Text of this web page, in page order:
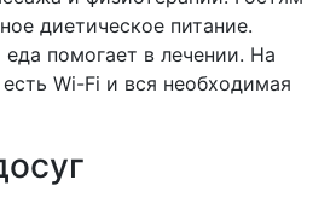
диетическое питание.
еда помогает в лечении. На
Wi-Fi и вся необходимая